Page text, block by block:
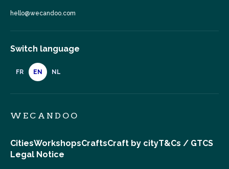
hello@wecandoo.com
Switch language
FR EN NL
WECANDOO
CitiesWorkshopsCraftsCraft by cityT&Cs / GTCS
Legal Notice